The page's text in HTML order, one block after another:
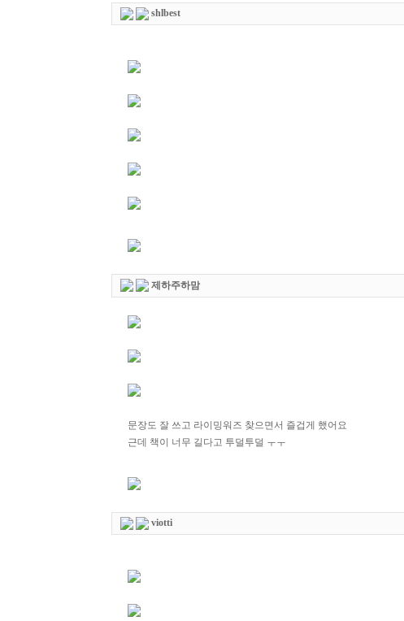
shlbest
제하주하맘
문장도 잘 쓰고 라이밍워즈 찾으면서 즐겁게 했어요
근데 책이 너무 길다고 투덜투덜 ㅜㅜ
viotti